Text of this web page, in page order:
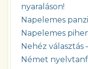
nyaraláson!
Napelemes
Napelemes
Nehéz választás
Német